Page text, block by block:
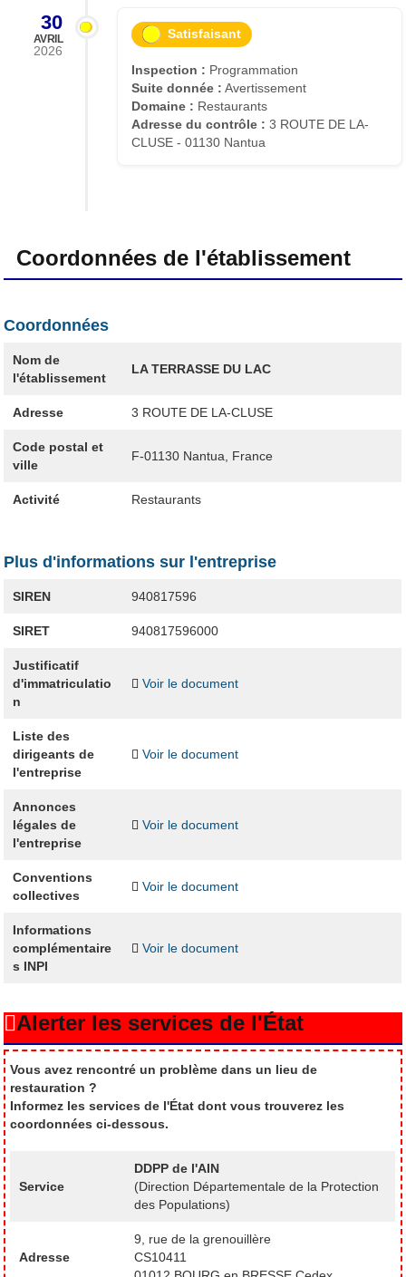
30
AVRIL
2026
Satisfaisant
Inspection : Programmation
Suite donnée : Avertissement
Domaine : Restaurants
Adresse du contrôle : 3 ROUTE DE LA-
CLUSE - 01130 Nantua
Coordonnées de l'établissement
Coordonnées
Nom de
l'établissement
LA TERRASSE DU LAC
Adresse 3 ROUTE DE LA-CLUSE
Code postal et
ville
F-01130 Nantua, France
Activité Restaurants
Plus d'informations sur l'entreprise
SIREN 940817596
SIRET 940817596000
Justificatif
d'immatriculatio
n
Voir le document
Liste des
dirigeants de
l'entreprise
Voir le document
Annonces
légales de
l'entreprise
Voir le document
Conventions
collectives
Voir le document
Informations
complémentaire
s INPI
Voir le document
Alerter les services de l'État
Vous avez rencontré un problème dans un lieu de
restauration ?
Informez les services de l'État dont vous trouverez les
coordonnées ci-dessous.
Service
DDPP de l'AIN
(Direction Départementale de la Protection
des Populations)
Adresse
9, rue de la grenouillère
CS10411